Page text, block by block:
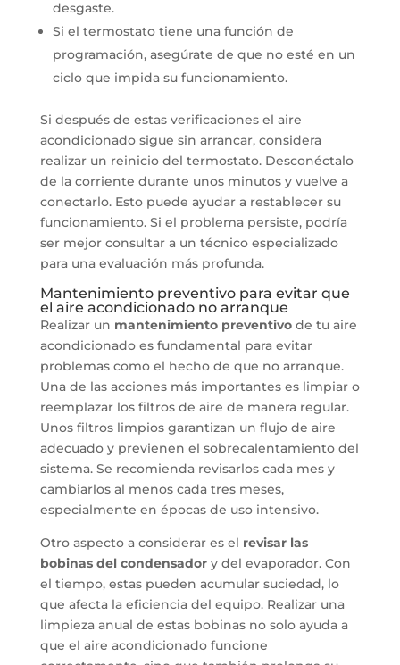
desgaste.
Si el termostato tiene una función de
programación, asegúrate de que no esté en un
ciclo que impida su funcionamiento.
Si después de estas verificaciones el aire
acondicionado sigue sin arrancar, considera
realizar un reinicio del termostato. Desconéctalo
de la corriente durante unos minutos y vuelve a
conectarlo. Esto puede ayudar a restablecer su
funcionamiento. Si el problema persiste, podría
ser mejor consultar a un técnico especializado
para una evaluación más profunda.
Mantenimiento preventivo para evitar que
el aire acondicionado no arranque
Realizar un mantenimiento preventivode tu aire
acondicionado es fundamental para evitar
problemas como el hecho de que no arranque.
Una de las acciones más importantes es limpiar o
reemplazar los filtros de aire de manera regular.
Unos filtros limpios garantizan un flujo de aire
adecuado y previenen el sobrecalentamiento del
sistema. Se recomienda revisarlos cada mes y
cambiarlos al menos cada tres meses,
especialmente en épocas de uso intensivo.
Otro aspecto a considerar es el revisar las
bobinas del condensadory del evaporador. Con
el tiempo, estas pueden acumular suciedad, lo
que afecta la eficiencia del equipo. Realizar una
limpieza anual de estas bobinas no solo ayuda a
que el aire acondicionado funcione